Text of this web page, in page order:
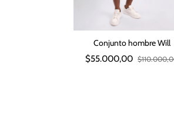
Conjunto hombre Will
$55.000,00